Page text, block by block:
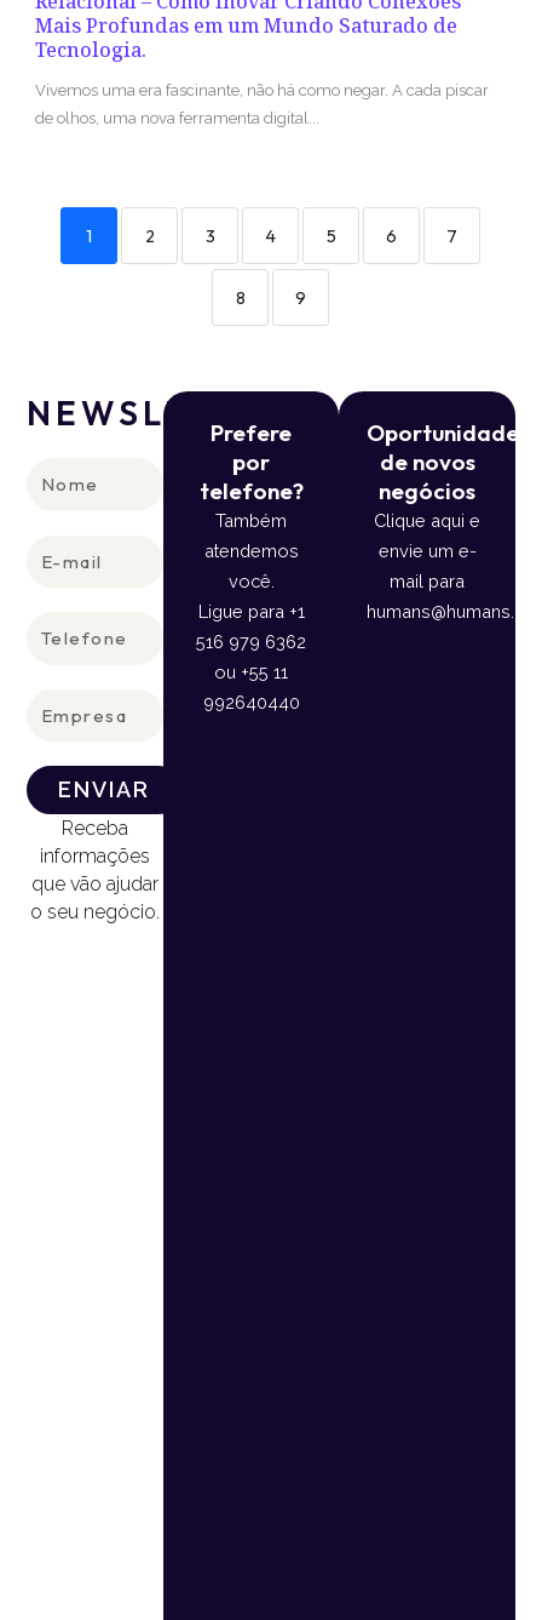
Mais Profundas em um Mundo Saturado de
Tecnologia.
Vivemos uma era fascinante, não há como negar. A cada piscar
de olhos, uma nova ferramenta digital...
1 2 3 4 5 6 7
8 9
NEWSLETTER
ENVIAR
Receba
informações
que vão ajudar
o seu negócio.
Prefere
por
telefone?
Também
atendemos
você.
Ligue para +1
516 979 6362
ou +55 11
992640440
Oportunidade
de novos
negócios
Clique aqui e
envie um e-
mail para